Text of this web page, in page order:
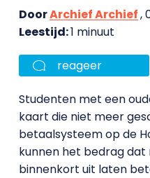
DoorArchief Archief,
Leestijd:1 minuut
reageer
Studenten met een
kaart die niet meer
betaalsysteem op de
kunnen het bedrag dat
binnenkort uit laten